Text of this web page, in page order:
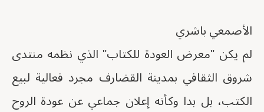
الأصمعي باشري
لم يكن "معرض العودة للكتاب" الذي نظمه منتدى
شروق الثقافي بمدينة القضارف مجرد فعالية لبيع
الكتب، بل بدا وكأنه إعلان جماعي عن عودة الروح